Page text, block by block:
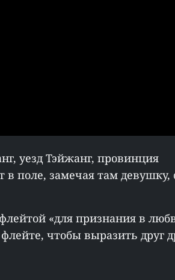
уезд Тэйжанг, провинция
в поле, замечая там девушку,
«для признания в
чтобы выразить друг